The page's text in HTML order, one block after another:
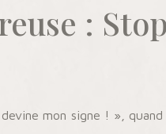
:
mon signe ! », quand